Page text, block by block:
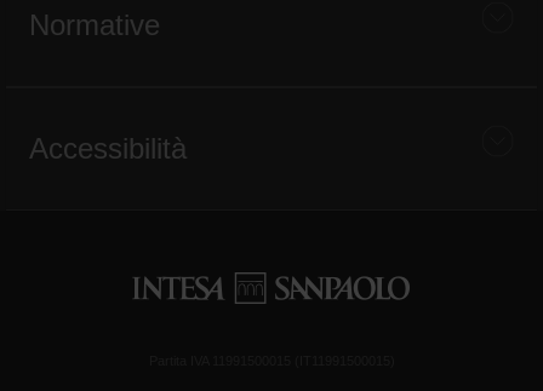
Normative
Accessibilità